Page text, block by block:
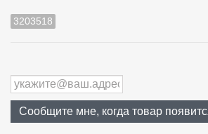
3203518
Сообщите мне, когда товар